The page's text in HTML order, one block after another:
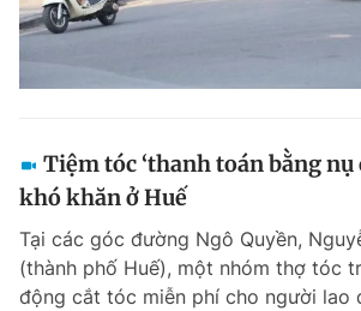
Tiệm tóc ‘thanh toán bằng nụ
khó khăn ở Huế
Tại các góc đường Ngô Quyền,
(thành phố Huế), một nhóm thợ tóc
động cắt tóc miễn phí cho người lao